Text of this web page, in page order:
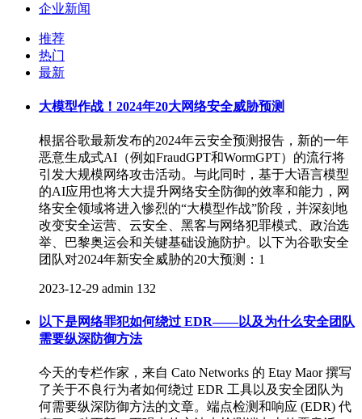
企业新闻
推荐
热门
最新
大模型作战！2024年20大网络安全威胁预测
根据谷歌最新发布的2024年云安全预测报告，新的一年
恶意生成式AI（例如FraudGPT和WormGPT）的流行将
引发大规模网络攻击活动。与此同时，基于大语言模型
的AI应用也将大大提升网络安全防御的效率和能力，网
络安全领域将进入惨烈的“大模型作战”阶段，并深刻地
改变安全运营、云安全、黑客与网络犯罪模式、政治选
举、巴黎奥运会和关键基础设施防护。以下为谷歌安全
团队对2024年新安全威胁的20大预测：1
2023-12-29 admin 132
以下是网络罪犯如何绕过 EDR——以及为什么安全团队
需要纵深防御方法
今天的专栏作家，来自 Cato Networks 的 Etay Maor 撰写
了关于不良行为者如何绕过 EDR 工具以及安全团队为
何需要纵深防御方法的文章。端点检测和响应 (EDR) 代